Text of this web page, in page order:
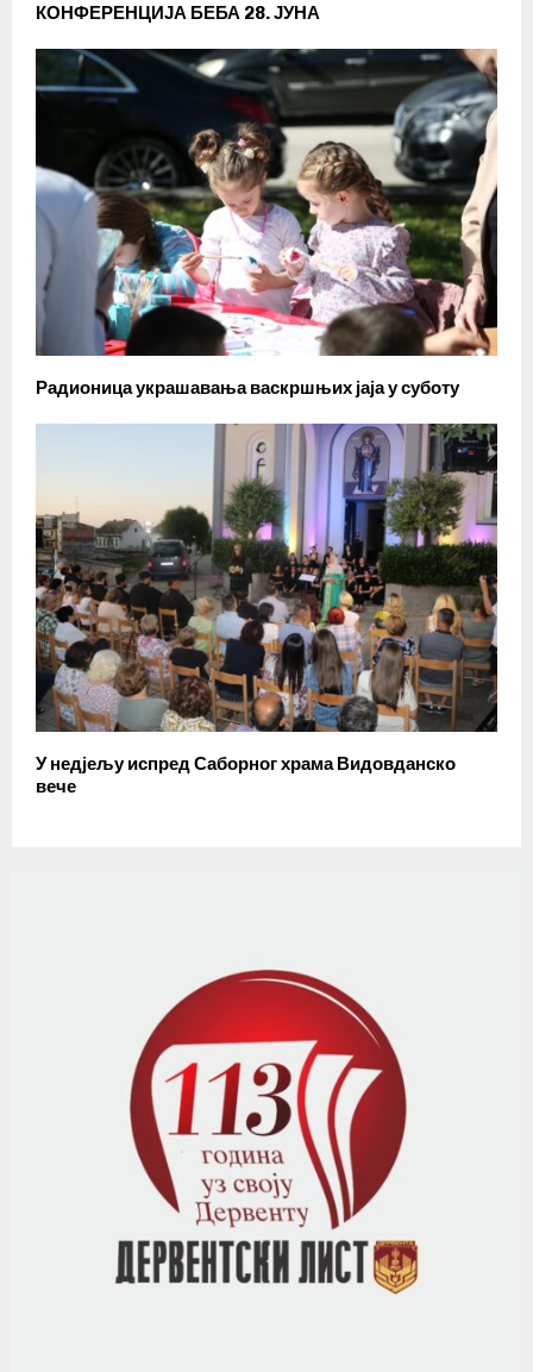
КОНФЕРЕНЦИЈА БЕБА 28. ЈУНА
Радионица украшавања васкршњих јаја у суботу
У недјељу испред Саборног храма Видовданско
вече